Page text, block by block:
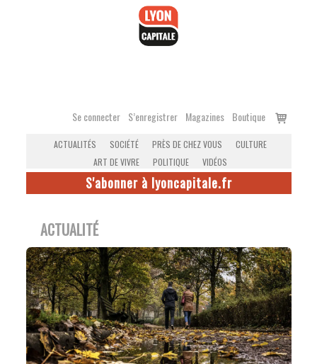
Se connecter S’enregistrer Magazines Boutique
Voir
ACTUALITÉS SOCIÉTÉ PRÈS DE CHEZ VOUS
CULTURE
ART DE VIVRE
POLITIQUE VIDÉOS
S'abonner à lyoncapitale.fr
ACTUALITÉ